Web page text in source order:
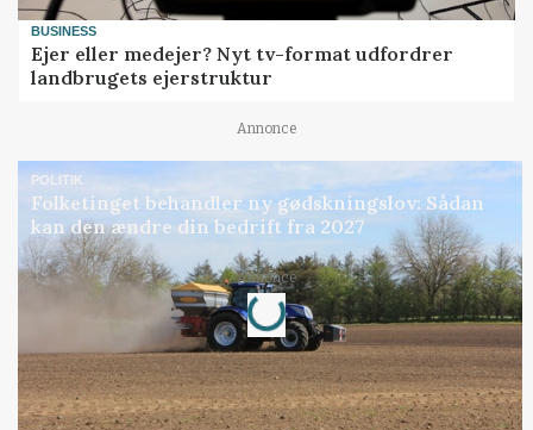
BUSINESS
Ejer eller medejer? Nyt tv-format udfordrer
landbrugets ejerstruktur
Annonce
POLITIK
Folketinget behandler ny gødskningslov: Sådan
kan den ændre din bedrift fra 2027
Annonce
Loading...
Jobs